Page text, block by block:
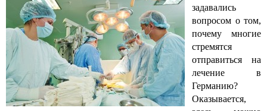
задавались
вопросом о том,
почему многие
стремятся
отправиться на
лечение в
Германию?
Оказывается,